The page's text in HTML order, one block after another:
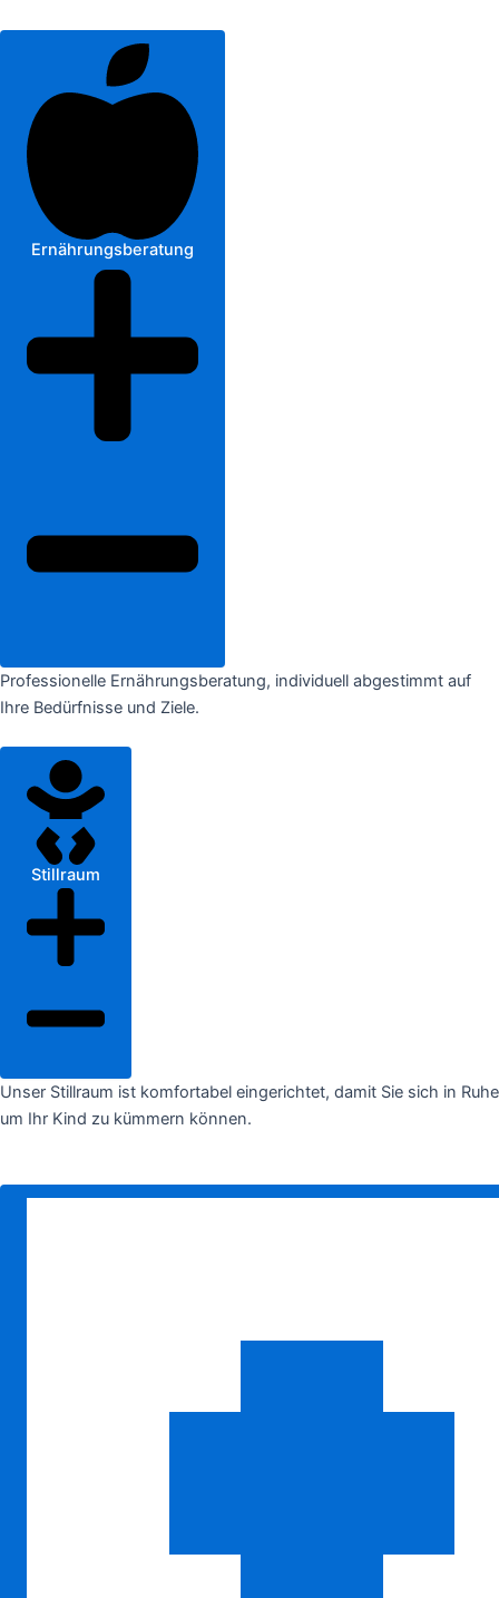
Ernährungsberatung
Professionelle Ernährungsberatung, individuell abgestimmt auf
Ihre Bedürfnisse und Ziele.
Stillraum
Unser Stillraum ist komfortabel eingerichtet, damit Sie sich in Ruhe
um Ihr Kind zu kümmern können.